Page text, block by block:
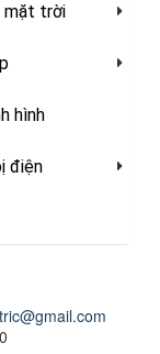
mặt trời
hình
điện